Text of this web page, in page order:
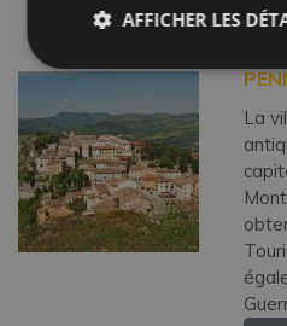
La
AFFICHER LES